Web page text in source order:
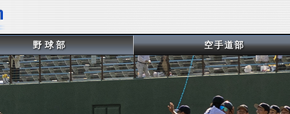
野球部 空手道部